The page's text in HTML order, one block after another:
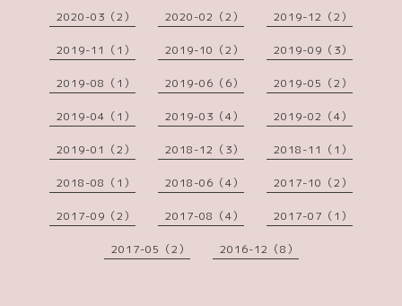
2020-03（2） 2020-02（2） 2019-12（2）
2019-11（1） 2019-10（2） 2019-09（3）
2019-08（1） 2019-06（6） 2019-05（2）
2019-04（1） 2019-03（4） 2019-02（4）
2019-01（2） 2018-12（3） 2018-11（1）
2018-08（1） 2018-06（4） 2017-10（2）
2017-09（2） 2017-08（4） 2017-07（1）
2017-05（2） 2016-12（8）